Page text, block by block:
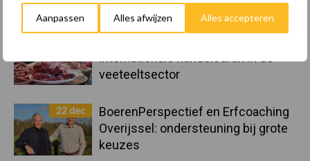
Aanpassen Alles afwijzen Alles accepteren
veeteeltsector
22 dec
BoerenPerspectief en Erfcoaching
Overijssel: ondersteuning bij grote
keuzes